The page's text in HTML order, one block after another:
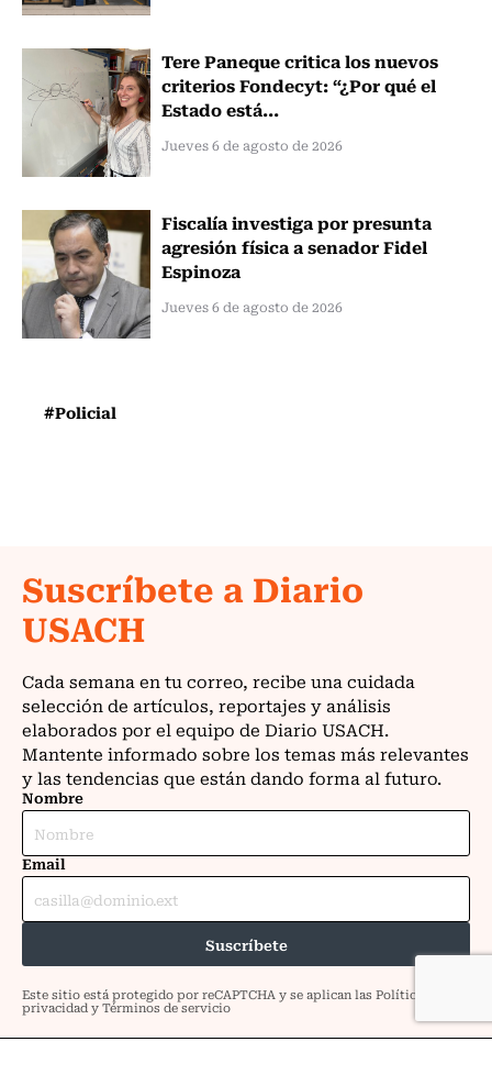
Tere Paneque critica los nuevos
criterios Fondecyt: “¿Por qué el
Estado está...
Jueves 6 de agosto de 2026
Fiscalía investiga por presunta
agresión física a senador Fidel
Espinoza
Jueves 6 de agosto de 2026
#Policial